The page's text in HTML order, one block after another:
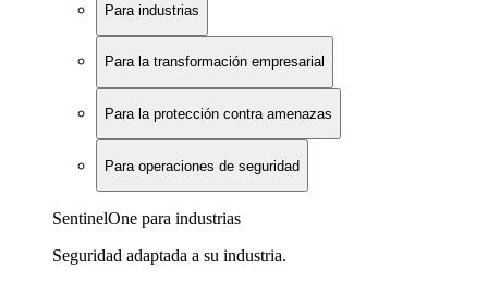
Para industrias
Para la transformación empresarial
Para la protección contra amenazas
Para operaciones de seguridad
SentinelOne para industrias
Seguridad adaptada a su industria.